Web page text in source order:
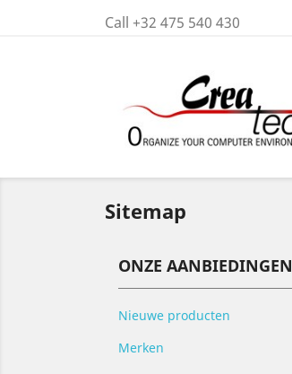
Call +32 475 540 430
Sitemap
ONZE AANBIEDINGEN
Nieuwe producten
Merken